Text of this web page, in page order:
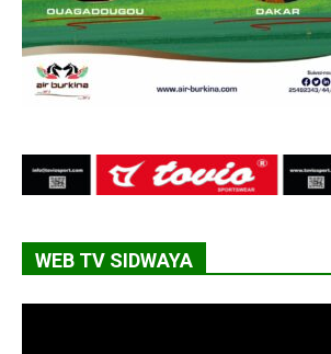
WEB TV SIDWAYA